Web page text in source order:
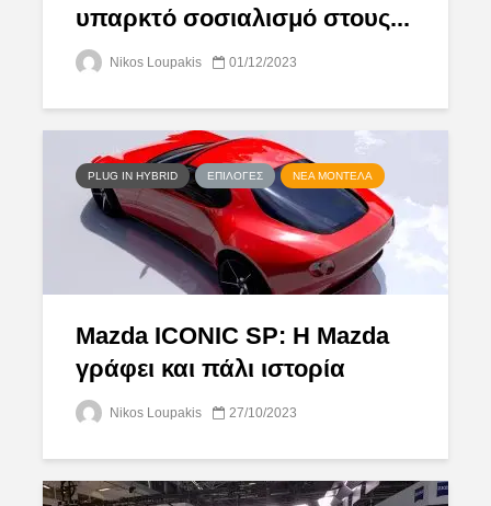
υπαρκτό σοσιαλισμό στους...
Nikos Loupakis 01/12/2023
PLUG IN HYBRID ΕΠΙΛΟΓΈΣ ΝΈΑ ΜΟΝΤΈΛΑ
Mazda ICONIC SP: Η Mazda
γράφει και πάλι ιστορία
Nikos Loupakis 27/10/2023